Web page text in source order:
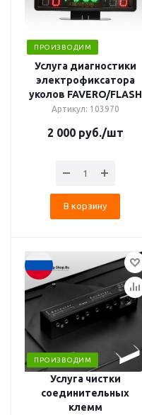
ПРОИЗВОДИМ
Услуга диагностики
электрофиксатора
уколов FAVERO/FLASH
Артикул: 103970
2 000руб./шт
В корзину
ПРОИЗВОДИМ
Услуга чистки
соединительных
клемм